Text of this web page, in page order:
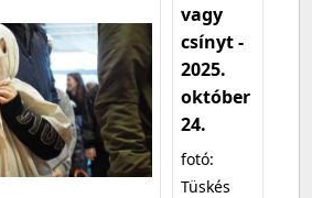
vagy
csínyt -
2025.
október
24.
fotó:
Tüskés